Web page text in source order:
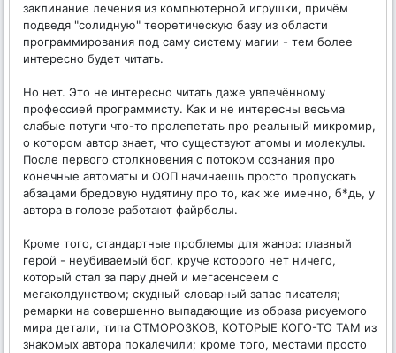
заклинание лечения из компьютерной игрушки, причём
подведя "солидную" теоретическую базу из области
программирования под саму систему магии - тем более
интересно будет читать.
Но нет. Это не интересно читать даже увлечённому
профессией программисту. Как и не интересны весьма
слабые потуги что-то пролепетать про реальный микромир,
о котором автор знает, что существуют атомы и молекулы.
После первого столкновения с потоком сознания про
конечные автоматы и ООП начинаешь просто пропускать
абзацами бредовую нудятину про то, как же именно, б*дь, у
автора в голове работают файрболы.
Кроме того, стандартные проблемы для жанра: главный
герой - неубиваемый бог, круче которого нет ничего,
который стал за пару дней и мегасенсеем с
мегаколдунством; скудный словарный запас писателя;
ремарки на совершенно выпадающие из образа рисуемого
мира детали, типа ОТМОРОЗКОВ, КОТОРЫЕ КОГО-ТО ТАМ из
знакомых автора покалечили; кроме того, местами просто